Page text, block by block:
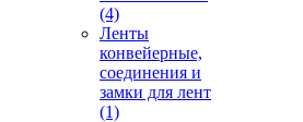
(4)
Ленты
конвейерные,
соединения и
замки для лент
(1)